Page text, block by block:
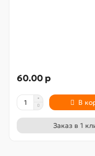
60.00 р
В
Заказ в 1